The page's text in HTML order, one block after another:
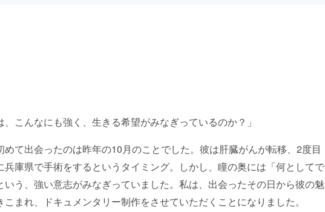
、こんなにも強く、生きる希望がみなぎっているのか？」
めて出会ったのは昨年の10月のことでした。彼は肝臓がんが転移、2度目
兵庫県で手術をするというタイミング。しかし、瞳の奥には「何としてで
いう、強い意志がみなぎっていました。私は、出会ったその日から彼の魅
まれ、ドキュメンタリー制作をさせていただくことになりました。